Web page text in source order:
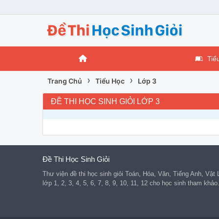
Trang Chủ › Tiểu Học › Lớp 3
ĐỀ THI HỌC SINH GIỎI LỚP 3
Đề Thi Học Sinh Giỏi
Thư viện đề thi học sinh giỏi Toán, Hóa, Văn, Tiếng Anh,
lớp 1, 2, 3, 4, 5, 6, 7, 8, 9, 10, 11, 12 cho học sinh tham khảo.